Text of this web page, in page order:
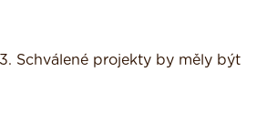
Schválené projekty by měly být